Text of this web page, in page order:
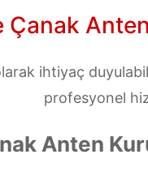
Çanak
ihtiyaç
profesyonel
Anten